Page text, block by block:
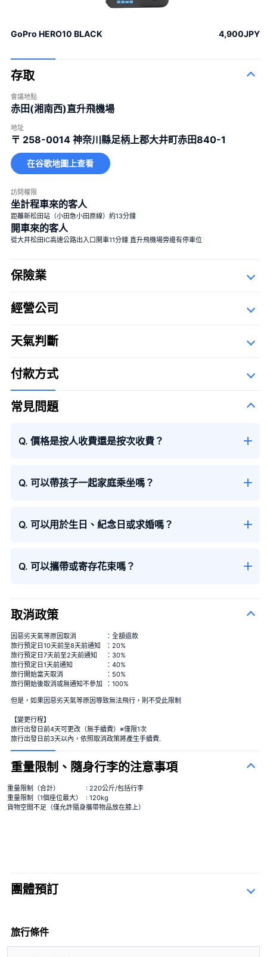
GoPro HERO10 BLACK 4,900JPY
100束玫瑰花
100%的愛
一束12朵玫瑰
婚姻
40束玫瑰
真愛
99+1束玫瑰
1 飛行中＋99 降落後
100束玫瑰花
一束12朵玫瑰
＋¥25,000
108束玫瑰
婚姻
＋¥150,000
大花束
大花束
季節性花束
季節性花束 ＋¥13,000
存取
會議地點
赤田(湘南西)直升飛機場
地址
〒 258-0014 神奈川縣足柄上郡大井町赤田840-1
在谷歌地圖上查看
訪問權限
坐計程車來的客人
距離新松田站（小田急小田原線）約13分鐘
開車來的客人
從大井松田IC高速公路出入口開車11分鐘 直升飛機場旁邊有停車位
保險業
經營公司
匠航空有限公司
天氣判斷
付款方式
常見問題
Q. 價格是按人收費還是按次收費？
Q. 可以帶孩子一起家庭乘坐嗎？
Q. 可以用於生日、紀念日或求婚嗎？
Q. 可以攜帶或寄存花束嗎？
取消政策
因惡劣天氣等原因取消
：全額退款
旅行預定日10天前至8天前通知
：20%
旅行預定日7天前至2天前通知
：30%
旅行預定日1天前通知
：40%
旅行開始當天取消
：50%
旅行開始後取消或無通知不參加
：100%
但是，如果因惡劣天氣等原因導致無法飛行，則不受此限制
【變更行程】
旅行出發日前4天可更改（無手續費）※僅限1次
旅行出發日前3天以內，依照取消政策將產生手續費.
重量限制、隨身行李的注意事項
重量限制（合計）
: 220公斤/包括行李
重量限制（1個座位最大）
: 120kg
貨物空間不足（僅允許隨身攜帶物品放在膝上）
團體預訂
旅行條件